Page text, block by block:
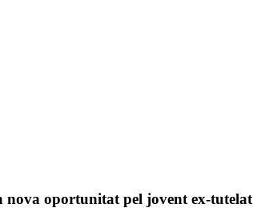
nova oportunitat pel jovent ex-tutelat